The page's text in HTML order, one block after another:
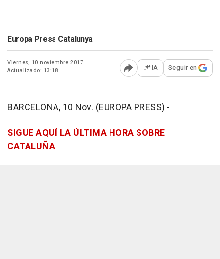
Europa Press Catalunya
Viernes, 10 noviembre 2017
Actualizado: 13:18
Abrir opciones para
IA Seguir en
BARCELONA, 10 Nov. (EUROPA PRESS) -
SIGUE AQUÍ LA ÚLTIMA HORA SOBRE
CATALUÑA